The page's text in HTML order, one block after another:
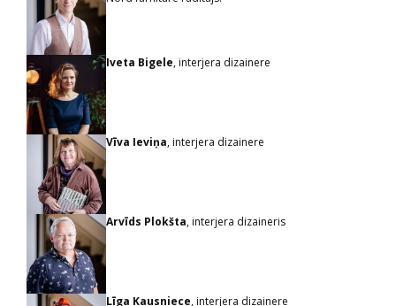
Iveta Bigele, interjera dizainere
Vīva Ieviņa, interjera dizainere
Arvīds Plokšta, interjera dizaineris
Līga Kausniece, interjera dizainere